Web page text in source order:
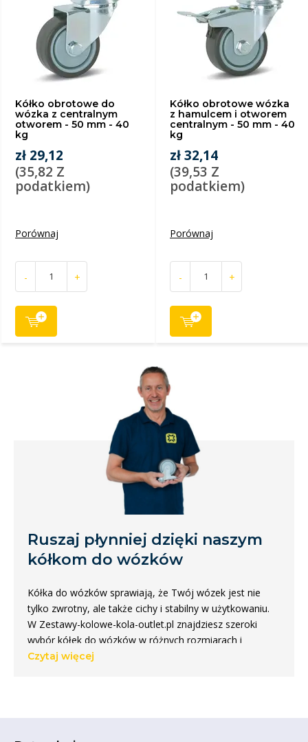
Kółko obrotowe do
wózka z centralnym
otworem - 50 mm - 40
kg
zł 29,12
(35,82 Z
podatkiem)
Porównaj
- +
Kółko obrotowe wózka
z hamulcem i otworem
centralnym - 50 mm - 40
kg
zł 32,14
(39,53 Z
podatkiem)
Porównaj
- +
Ruszaj płynniej dzięki naszym
kółkom do wózków
Kółka do wózków sprawiają, że Twój wózek jest nie
tylko zwrotny, ale także cichy i stabilny w użytkowaniu.
W Zestawy-kolowe-kola-outlet.pl znajdziesz szeroki
wybór kółek do wózków w różnych rozmiarach i
materiałach. Dzięki naszym praktycznym filtrom łatwo
Czytaj więcej